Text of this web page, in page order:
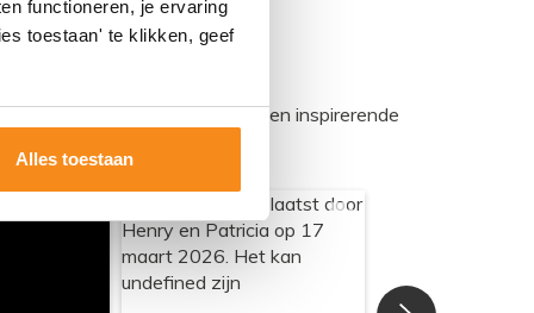
functioneren, je ervaring
toestaan' te klikken, geef
Alles toestaan
Samen bouwen we een inspirerende